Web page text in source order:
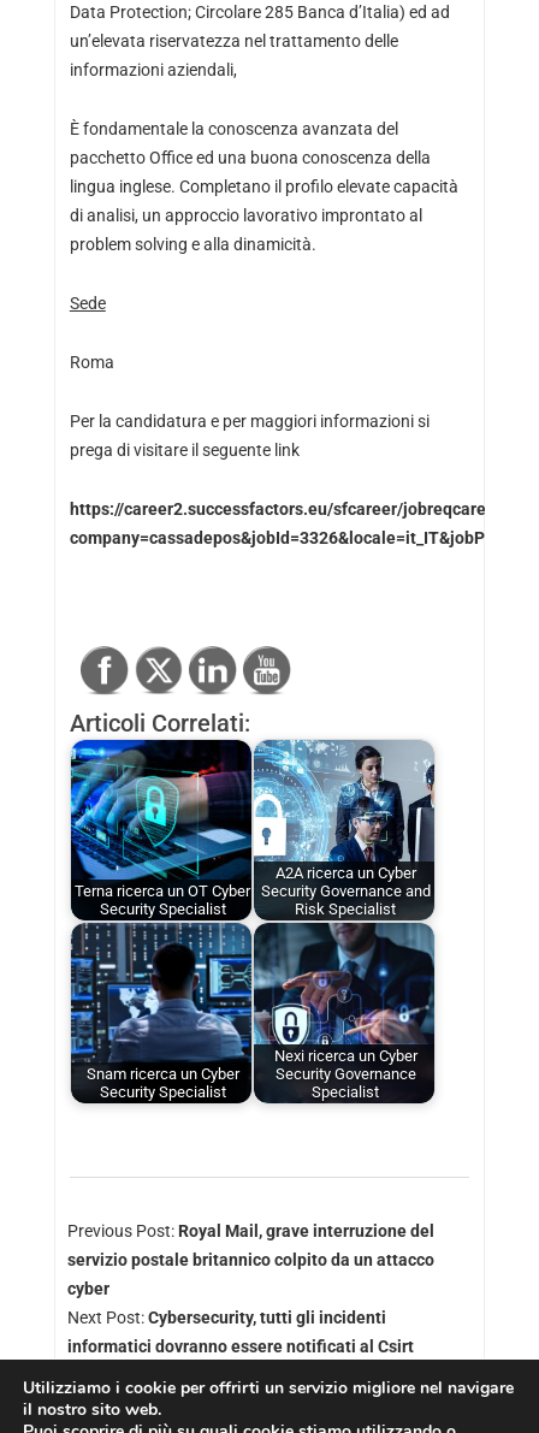
Data Protection; Circolare 285 Banca d’Italia) ed ad
un’elevata riservatezza nel trattamento delle
informazioni aziendali,
È fondamentale la conoscenza avanzata del
pacchetto Office ed una buona conoscenza della
lingua inglese. Completano il profilo elevate capacità
di analisi, un approccio lavorativo improntato al
problem solving e alla dinamicità.
Sede
Roma
Per la candidatura e per maggiori informazioni si
prega di visitare il seguente link
https://career2.successfactors.eu/sfcareer/jobreqcareer?
Articoli Correlati:
Terna ricerca un OT Cyber
Security Specialist
A2A ricerca un Cyber
Security Governance and
Risk Specialist
Snam ricerca un Cyber
Security Specialist
Nexi ricerca un Cyber
Security Governance
Specialist
Previous Post: Royal Mail, grave interruzione del
servizio postale britannico colpito da un attacco
cyber
Next Post:Cybersecurity, tutti gli incidenti
informatici dovranno essere notificati al Csirt
Utilizziamo i cookie per offrirti un servizio migliore nel navigare
il nostro sito web.